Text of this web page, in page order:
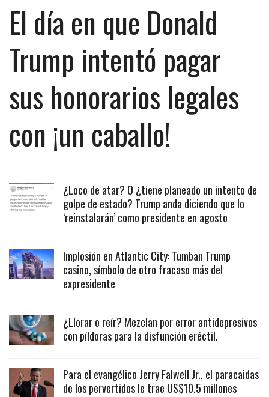
El día en que Donald
Trump intentó pagar
sus honorarios legales
con ¡un caballo!
¿Loco de atar? O ¿tiene planeado un intento de
golpe de estado? Trump anda diciendo que lo
‘reinstalarán’ como presidente en agosto
Implosión en Atlantic City: Tumban Trump
casino, símbolo de otro fracaso más del
expresidente
¿Llorar o reír? Mezclan por error antidepresivos
con píldoras para la disfunción eréctil.
Para el evangélico Jerry Falwell Jr., el paracaidas
de los pervertidos le trae US$10.5 millones